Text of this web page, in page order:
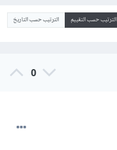
الترتيب حسب التقييم الترتيب حسب التاريخ
0